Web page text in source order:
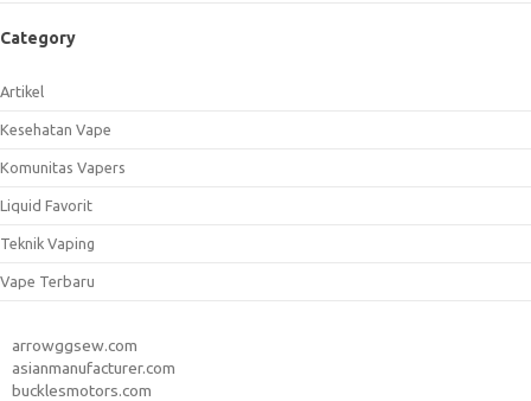
Category
Artikel
Kesehatan Vape
Komunitas Vapers
Liquid Favorit
Teknik Vaping
Vape Terbaru
arrowggsew.com
asianmanufacturer.com
bucklesmotors.com